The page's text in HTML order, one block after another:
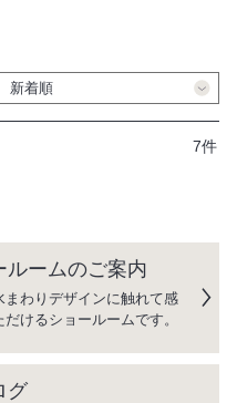
7件
ルームのご案内
まわりデザインに触れて感
だけるショールームです。
グ